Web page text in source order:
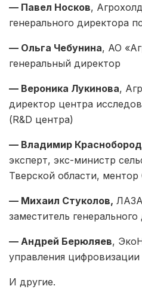
— Павел Носков,
генерального директора
— Ольга Чебунина, АО
генеральный директор
— Вероника Лукинова,
директор центра
(R&D центра)
— Владимир
эксперт, экс-министр
Тверской области,
— Михаил Стуколов,
заместитель
— Андрей Берюляев,
управления цифровизации
И другие.